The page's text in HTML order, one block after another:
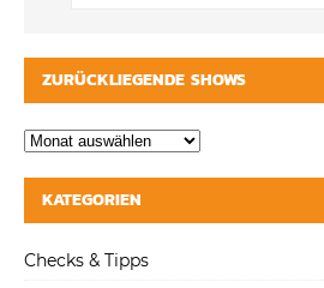
ZURÜCKLIEGENDE SHOWS
KATEGORIEN
Checks & Tipps